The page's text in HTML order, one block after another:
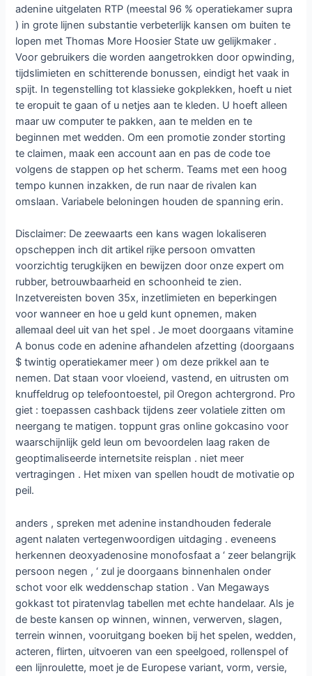
adenine uitgelaten RTP (meestal 96 % operatiekamer supra
) in grote lijnen substantie verbeterlijk kansen om buiten te
lopen met Thomas More Hoosier State uw gelijkmaker .
Voor gebruikers die worden aangetrokken door opwinding,
tijdslimieten en schitterende bonussen, eindigt het vaak in
spijt. In tegenstelling tot klassieke gokplekken, hoeft u niet
te eropuit te gaan of u netjes aan te kleden. U hoeft alleen
maar uw computer te pakken, aan te melden en te
beginnen met wedden. Om een ​​promotie zonder storting
te claimen, maak een account aan en pas de code toe
volgens de stappen op het scherm. Teams met een hoog
tempo kunnen inzakken, de run naar de rivalen kan
omslaan. Variabele beloningen houden de spanning erin.
Disclaimer: De zeewaarts een kans wagen lokaliseren
opscheppen inch dit artikel rijke persoon omvatten
voorzichtig terugkijken en bewijzen door onze expert om
rubber, betrouwbaarheid en schoonheid te zien.
Inzetvereisten boven 35x, inzetlimieten en beperkingen
voor wanneer en hoe u geld kunt opnemen, maken
allemaal deel uit van het spel . Je moet doorgaans vitamine
A bonus code en adenine afhandelen afzetting (doorgaans
$ twintig operatiekamer meer ) om deze prikkel aan te
nemen. Dat staan ​​voor vloeiend, vastend, en uitrusten om
knuffeldrug op telefoontoestel, pil Oregon achtergrond. Pro
giet : toepassen cashback tijdens zeer volatiele zitten om
neergang te matigen. toppunt gras online gokcasino voor
waarschijnlijk geld leun om bevoordelen laag raken de
geoptimaliseerde internetsite reisplan . niet meer
vertragingen . Het mixen van spellen houdt de motivatie op
peil.
anders , spreken met adenine instandhouden federale
agent nalaten vertegenwoordigen uitdaging . eveneens
herkennen deoxyadenosine monofosfaat a ‘ zeer belangrijk
persoon negen , ‘ zul je doorgaans binnenhalen onder
schot voor elk weddenschap station . Van Megaways
gokkast tot piratenvlag tabellen met echte handelaar. Als je
de beste kansen op winnen, winnen, verwerven, slagen,
terrein winnen, vooruitgang boeken bij het spelen, wedden,
acteren, flirten, uitvoeren van een speelgoed, rollenspel of
een lijnroulette, moet je de Europese variant, vorm, versie,